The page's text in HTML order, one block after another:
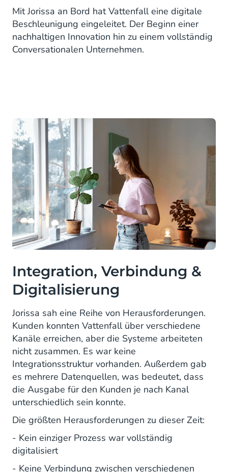
Mit Jorissa an Bord hat Vattenfall eine digitale
Beschleunigung eingeleitet. Der Beginn einer
nachhaltigen Innovation hin zu einem vollständig
Conversationalen Unternehmen.
Integration, Verbindung &
Digitalisierung
Jorissa sah eine Reihe von Herausforderungen.
Kunden konnten Vattenfall über verschiedene
Kanäle erreichen, aber die Systeme arbeiteten
nicht zusammen. Es war keine
Integrationsstruktur vorhanden. Außerdem gab
es mehrere Datenquellen, was bedeutet, dass
die Ausgabe für den Kunden je nach Kanal
unterschiedlich sein konnte.
Die größten Herausforderungen zu dieser Zeit:
- Kein einziger Prozess war vollständig
digitalisiert
- Keine Verbindung zwischen verschiedenen